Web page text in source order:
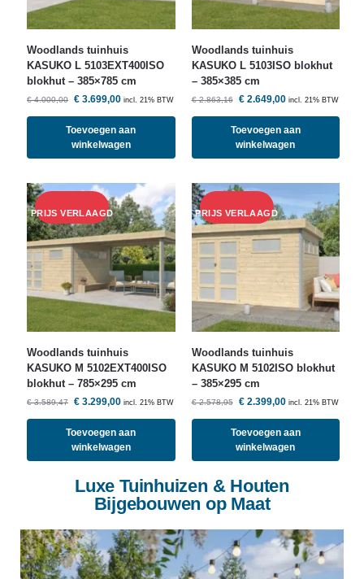
Woodlands tuinhuis
KASUKO L 5103EXT400ISO
blokhut – 385×785 cm
€4.000,00 € 3.699,00 incl. 21% BTW
Toevoegen aan
winkelwagen
Woodlandstuinhuis
KASUKO L 5103ISO blokhut
– 385×385 cm
€2.863,16 €2.649,00 incl. 21% BTW
Toevoegen aan
winkelwagen
Woodlands tuinhuis
KASUKO M 5102EXT400ISO
blokhut – 785×295 cm
€3.589,47 € 3.299,00 incl. 21% BTW
Toevoegen aan
winkelwagen
Woodlandstuinhuis
KASUKO M 5102ISO blokhut
– 385×295 cm
€2.578,95 €2.399,00 incl. 21% BTW
Toevoegen aan
winkelwagen
Luxe Tuinhuizen & Houten
Bijgebouwen op Maat